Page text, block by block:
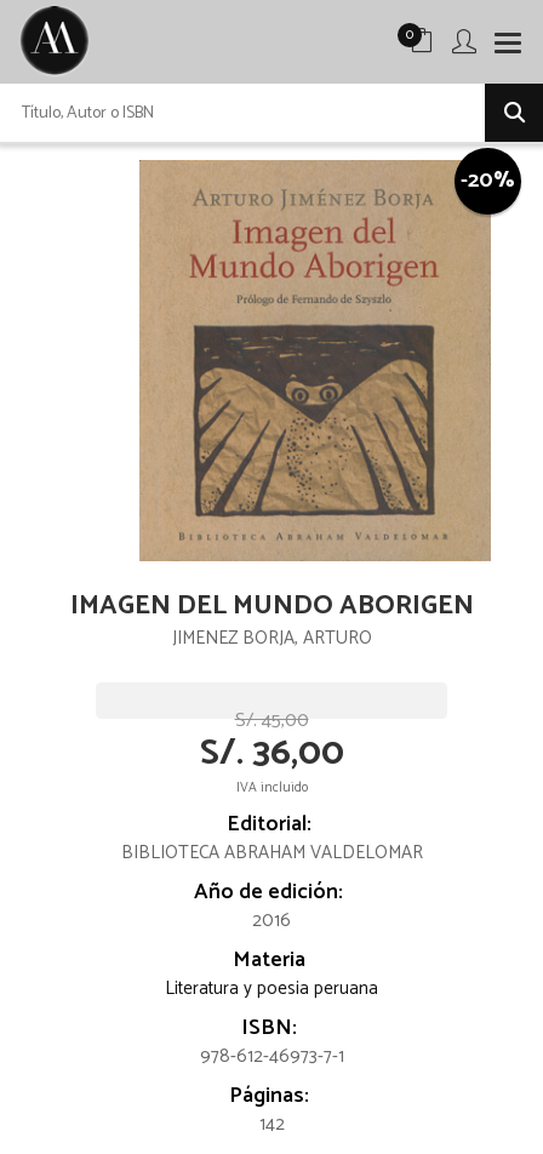
0
-20%
IMAGEN DEL MUNDO ABORIGEN
JIMENEZ BORJA, ARTURO
S/. 45,00
S/. 36,00
IVA incluido
Editorial:
BIBLIOTECA ABRAHAM VALDELOMAR
Año de edición:
2016
Materia
Literatura y poesia peruana
ISBN:
978-612-46973-7-1
Páginas:
142